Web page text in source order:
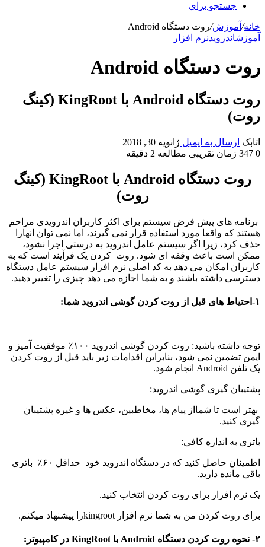
جستجو برای
خانه/ آموزش/روت دستگاه Android
آموزشاندرویدنرم افزار
روت دستگاه Android
روت دستگاه Android با KingRoot (کینگ
روت)
اتابک ارسال به ایمیل ژانویه 30, 2018
0
زمان تقریبی مطالعه 2 دقیقه
روت دستگاه Android با KingRoot (کینگ
روت)
برنامه های پیش فرض سیستم برای اکثر کاربران اندرویدی مزاحم
هستند که واقعا مورد استفاده قرار نمی گیرند، اما نمی توان انهارا
حذف کرد، زیرا اگر سیستم عامل اندروید به درستی اجرا نشود،
ممکن است باعث وقفه ای شود. روت کردن یک فرآیند است که به
کاربران امکان می دهد به کد اصلی نرم افزار سیستم عامل دستگاه
دسترسی داشته باشند و به شما اجازه می دهد چیزی را تغییر دهید.
۱- احتیاط های قبل از روت کردن گوشی اندروید شما:
توجه داشته باشید: روت کردن گوشی اندروید ۱۰۰٪ موفقیت آمیز و
ایمن تضمین نمی شود، بنابراین اقدامات زیر باید قبل از روت کردن
یک تلفن Android انجام شود.
پشتیبان گیری گوشی اندروید:
بهتر است تا شمااز پیام ها، مخاطبین، عکس ها و غیره پشتیبان
گیری کنید.
باتری به اندازه کافی:
اطمینان حاصل کنید که در دستگاه اندروید خود حداقل ۶۰٪ باتری
باقی مانده دارید.
یک نرم افزار برای روت کردن انتخاب کنید.
برای روت کردن من به شما نرم افزار kingrootرا پیشنهاد میکنم.
۲- نحوه روت کردن دستگاه Android با KingRoot در کامپیوتر: